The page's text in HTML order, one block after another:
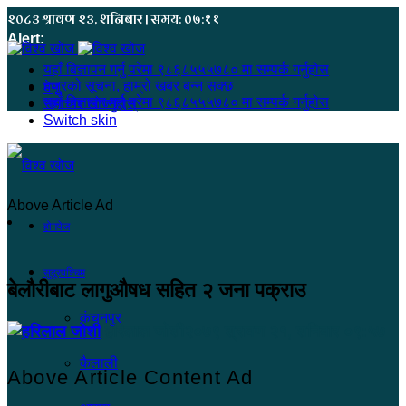
२०८३ श्रावण २३, शनिबार | समय: ०७:११
Alert:
यहाँ बिज्ञापन गर्नु परेमा ९८६८५५५७८० मा सम्पर्क गर्नुहोस
हजुरको सूचना, हाम्रो खबर बन्न सक्छ
यहाँ बिज्ञापन गर्नु परेमा ९८६८५५५७८० मा सम्पर्क गर्नुहोस
मेनू
समाचार खोज्नुहोस्
Switch skin
होमपेज
सुदूरपश्चिम
कंचनपुर
कैलाली
Above Article Ad
बेलौरीबाट लागुऔषध सहित २ जना पक्राउ
हरिलाल जोशी
Above Article Content Ad